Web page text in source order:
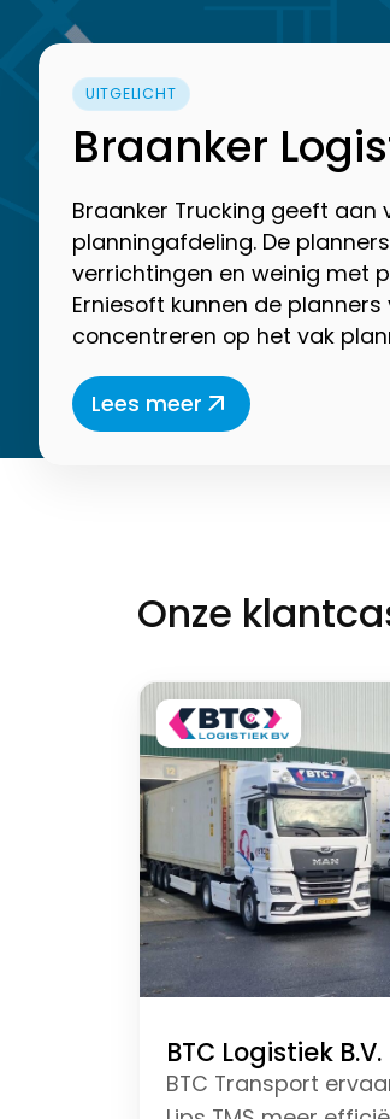
UITGELICHT
Braanker
Braanker Trucking geeft aan
planningafdeling. De
verrichtingen en weinig met
Erniesoft kunnen de
concentreren op het vak
Lees meer
Onze
BTC Logistiek B.V.
BTC Transport